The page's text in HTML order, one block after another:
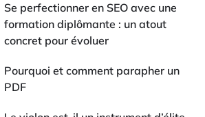
Se perfectionner en SEO avec une
formation diplômante : un atout
concret pour évoluer
Pourquoi et comment parapher un
PDF